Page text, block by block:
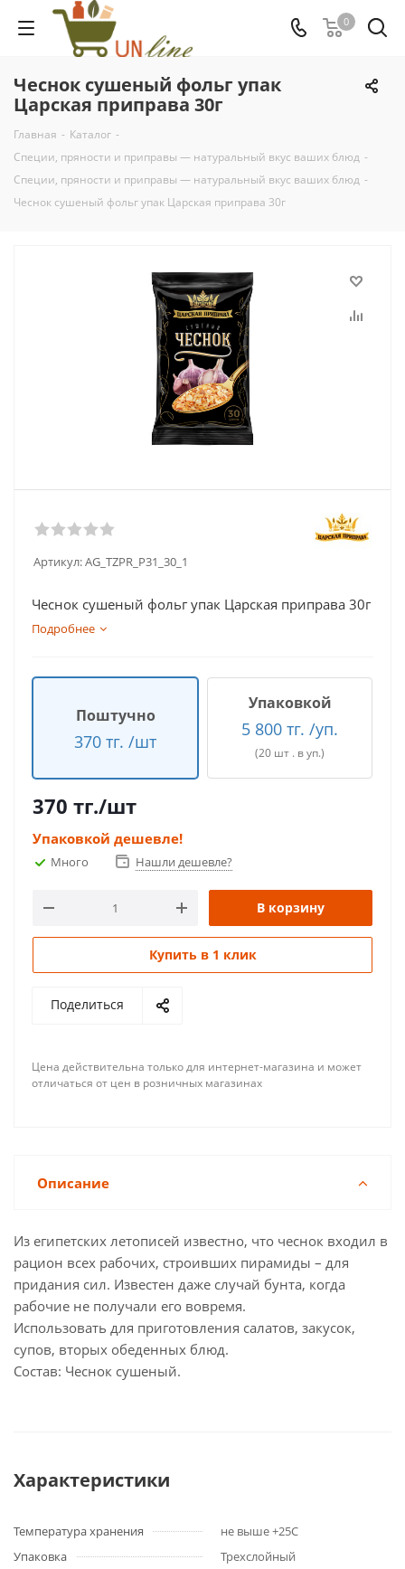
0
Чеснок сушеный фольг упак
Царская приправа 30г
Главная - Каталог -
Специи, пряности и приправы — натуральный вкус ваших блюд -
Специи, пряности и приправы — натуральный вкус ваших блюд -
Чеснок сушеный фольг упак Царская приправа 30г
Артикул:AG_TZPR_P31_30_1
Чеснок сушеный фольг упак Царская приправа 30г
Подробнее
Поштучно
370 тг. /шт
Упаковкой
5 800 тг. /уп.
(20 шт . в уп.)
370 тг./шт
Упаковкой дешевле!
Много Нашли дешевле?
В корзину
Купить в 1 клик
Поделиться
Цена действительна только для интернет-магазина и может
отличаться от цен в розничных магазинах
Описание
Из египетских летописей известно, что чеснок входил в
рацион всех рабочих, строивших пирамиды – для
придания сил. Известен даже случай бунта, когда
рабочие не получали его вовремя.
Использовать для приготовления салатов, закусок,
супов, вторых обеденных блюд.
Состав: Чеснок сушеный.
Характеристики
Температура хранения
не выше +25С
Упаковка
Трехслойный